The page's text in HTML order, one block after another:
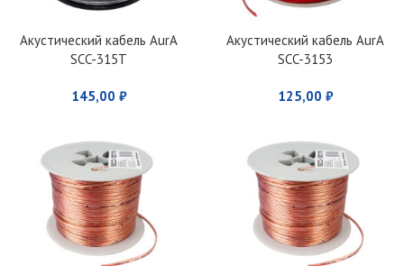
Акустический кабель AurA
SCC-315T
145,00 ₽
Акустический кабель AurA
SCC-3153
125,00 ₽